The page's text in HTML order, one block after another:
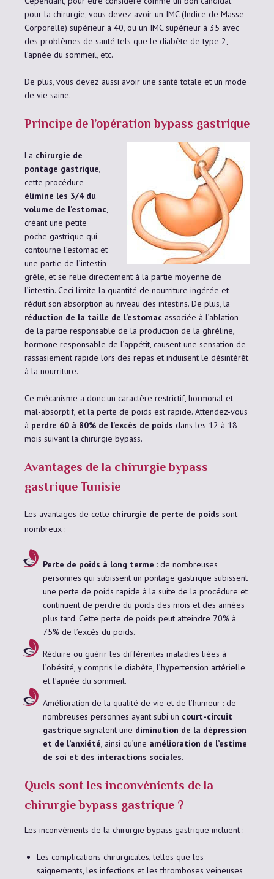
pour la chirurgie, vous devez avoir un IMC (Indice de Masse
Corporelle) supérieur à 40, ou un IMC supérieur à 35 avec
des problèmes de santé tels que le diabète de type 2,
l’apnée du sommeil, etc.
De plus, vous devez aussi avoir une santé totale et un mode
de vie saine.
Principe de l’opération bypass gastrique
La chirurgie de
pontage gastrique,
cette procédure
élimine les 3/4 du
volume de l’estomac,
créant une petite
poche gastrique qui
contourne l’estomac et
une partie de l’intestin
grêle, et se relie directement à la partie moyenne de
l’intestin. Ceci limite la quantité de nourriture ingérée et
réduit son absorption au niveau des intestins. De plus, la
réduction de la taille de l’estomac associée à l’ablation
de la partie responsable de la production de la ghréline,
hormone responsable de l’appétit, causent une sensation de
rassasiement rapide lors des repas et induisent le désintérêt
à la nourriture.
Ce mécanisme a donc un caractère restrictif, hormonal et
mal-absorptif, et la perte de poids est rapide. Attendez-vous
à perdre 60 à 80% de l’excès de poids dans les 12 à 18
mois suivant la chirurgie bypass.
Avantages de la chirurgie bypass
gastrique Tunisie
Les avantages de cette chirurgie de perte de poids sont
nombreux :
Perte de poids à long terme : de nombreuses
personnes qui subissent un pontage gastrique subissent
une perte de poids rapide à la suite de la procédure et
continuent de perdre du poids des mois et des années
plus tard. Cette perte de poids peut atteindre 70% à
75% de l’excès du poids.
Réduire ou guérir les différentes maladies liées à
l’obésité, y compris le diabète, l’hypertension artérielle
et l’apnée du sommeil.
Amélioration de la qualité de vie et de l’humeur : de
nombreuses personnes ayant subi un court-circuit
gastrique signalent une diminution de la dépression
et de l’anxiété, ainsi qu’une amélioration de l’estime
de soi et des interactions sociales.
Quels sont les inconvénients de la
chirurgie bypass gastrique ?
Les inconvénients de la chirurgie bypass gastrique incluent :
Les complications chirurgicales, telles que les
saignements, les infections et les thromboses veineuses